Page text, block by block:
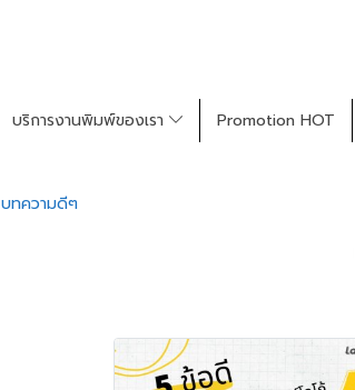
บริการงานพิมพ์ของเรา Promotion HOT
บทความดีๆ